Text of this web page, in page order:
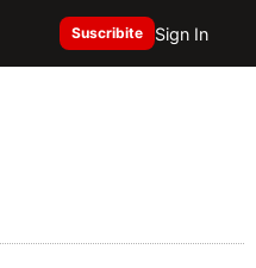
Suscribite Sign In